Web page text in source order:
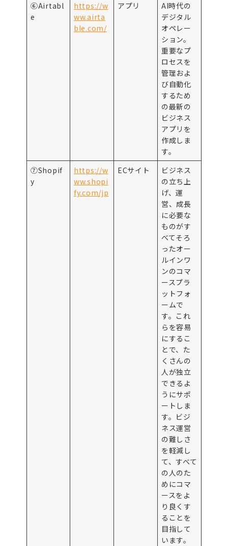
⑥Airtabl
e
https://w
ww.airta
ble.com/
アプリ
AI時代の
デジタル
オペレー
ション。
重要なプ
ロセスを
管理およ
び自動化
するため
の最新の
ビジネス
アプリを
作成しま
す。
⑦Shopif
y
https://w
ww.shopi
fy.com/jp
ECサイト
ビジネス
の立ち上
げ、運
営、成長
に必要な
ものがす
べてそろ
ったオー
ルインワ
ンのコマ
ースプラ
ットフォ
ームで
す。これ
らを容易
にするこ
とで、た
くさんの
人が独立
できるよ
うにサポ
ートしま
す。ビジ
ネス運営
の難しさ
を軽減し
て、すべて
の人のた
めにコマ
ースをよ
り良くす
ることを
目指して
います。